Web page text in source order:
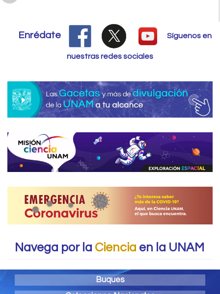
Enrédate Síguenos en
nuestras redes sociales
Navega por la Ciencia en la UNAM
Buques